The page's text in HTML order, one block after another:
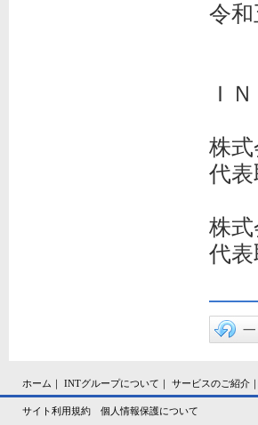
令
Ｉ
株
代
株
代
ホーム ｜ INTグループについて ｜ サービスのご紹介 ｜
サイト利用規約 個人情報保護について